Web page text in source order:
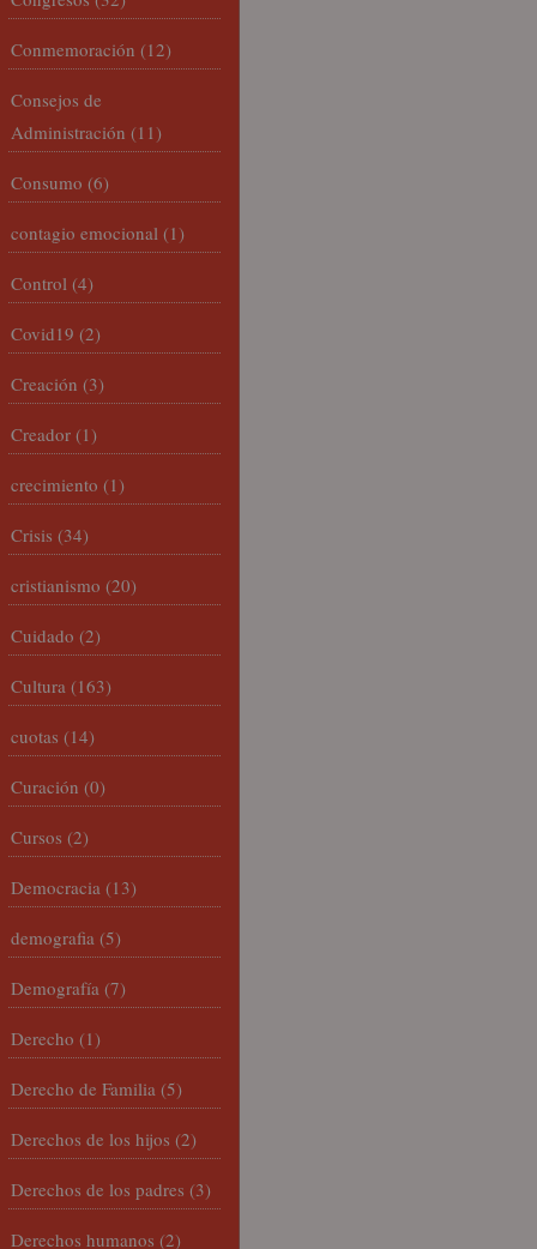
Conmemoración (12)
Consejos de
Administración (11)
Consumo (6)
contagio emocional (1)
Control (4)
Covid19 (2)
Creación (3)
Creador (1)
crecimiento (1)
Crisis (34)
cristianismo (20)
Cuidado (2)
Cultura (163)
cuotas (14)
Curación (0)
Cursos (2)
Democracia (13)
demografia (5)
Demografía (7)
Derecho (1)
Derecho de Familia (5)
Derechos de los hijos (2)
Derechos de los padres (3)
Derechos humanos (2)